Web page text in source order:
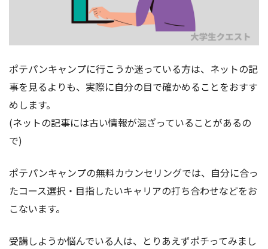
ポテパンキャンプに行こうか迷っている方は、ネットの記
事を見るよりも、実際に自分の目で確かめることをおすす
めします。
(ネットの記事には古い情報が混ざっていることがあるの
で)
ポテパンキャンプの無料カウンセリングでは、自分に合っ
たコース選択・目指したいキャリアの打ち合わせなどをお
こないます。
受講しようか悩んでいる人は、とりあえずポチってみまし